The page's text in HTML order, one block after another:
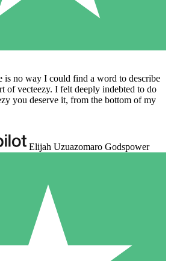
is no way I could find a word to describe
of vecteezy. I felt deeply indebted to do
you deserve it, from the bottom of my
Elijah Uzuazomaro Godspower